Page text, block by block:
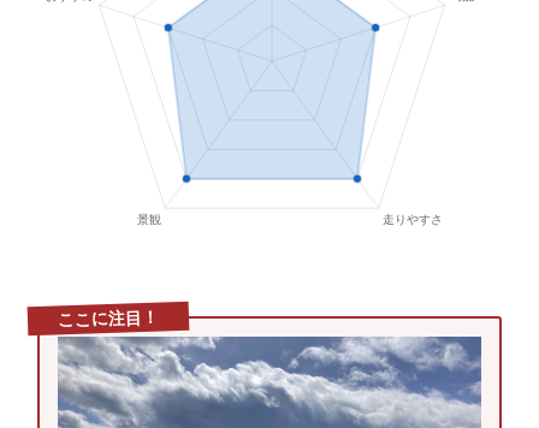
ここに注目！